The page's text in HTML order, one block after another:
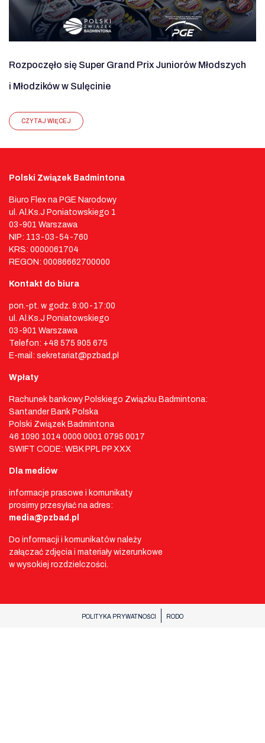
Rozpoczęło się Super Grand Prix Juniorów Młodszych
i Młodzików w Sulęcinie
CZYTAJ WIĘCEJ
Polski Związek Badmintona
Biuro Flex na PGE Narodowy
ul. Al.Ks.J Poniatowskiego 1
03-901 Warszawa
NIP: 113-03-54-760
KRS: 0000061704
REGON: 00086662700000
Kontakt do biura
pon.-pt. w godz. 9:00-17:00
ul. Al.Ks.J Poniatowskiego
03-901 Warszawa
Telefon: +48 575 905 675
E-mail: sekretariat@pzbad.pl
Wpłaty
Rachunek bankowy Polskiego Związku Badmintona:
Santander Bank Polska
Polski Związek Badmintona
46 1090 1014 0000 0001 0795 0017
SWIFT CODE: WBK PPL PP XXX
Dla mediów
informacje prasowe i komunikaty
prosimy przesyłać na adres:
media@pzbad.pl
Do informacji i komunikatów należy
załączać zdjęcia i materiały wizerunkowe
w wysokiej rozdzielczości.
POLITYKA PRYWATNOŚCI RODO